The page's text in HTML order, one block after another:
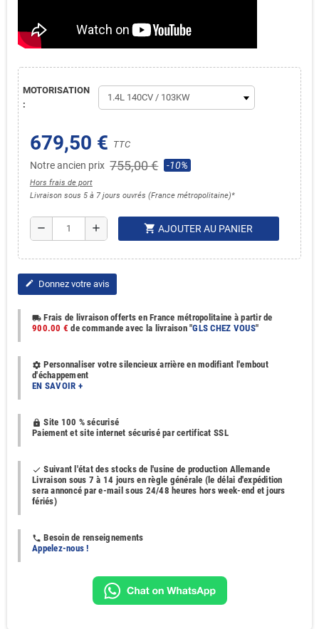
MOTORISATION
:
679,50 € TTC
Notre ancien prix 755,00 € -10%
Hors frais de port
Livraison sous 5 à 7 jours ouvrés (France métropolitaine)*
remove add shopping_cart AJOUTER AU PANIER
edit Donnez votre avis
local_shipping Frais de livraison offerts en France métropolitaine à partir de
900.00 € de commande avec la livraison "GLS CHEZ VOUS"
settings Personnaliser votre silencieux arrière en modifiant l'embout
d'échappement
EN SAVOIR +
https Site 100 % sécurisé
Paiement et site internet sécurisé par certificat SSL
done Suivant l'état des stocks de l'usine de production Allemande
Livraison sous 7 à 14 jours en règle générale (le délai d'expédition
sera annoncé par e-mail sous 24/48 heures hors week-end et jours
fériés)
phone Besoin de renseignements
Appelez-nous !